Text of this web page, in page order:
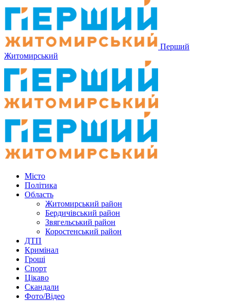
Перший
Житомирський
Місто
Політика
Область
Житомирський район
Бердичівський район
Звягельський район
Коростенський район
ДТП
Кримінал
Гроші
Спорт
Цікаво
Скандали
Фото/Відео